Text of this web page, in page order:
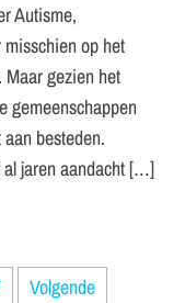
Autisme,
op het
gezien het
gemeenschappen
besteden.
al jaren aandacht […]
Volgende